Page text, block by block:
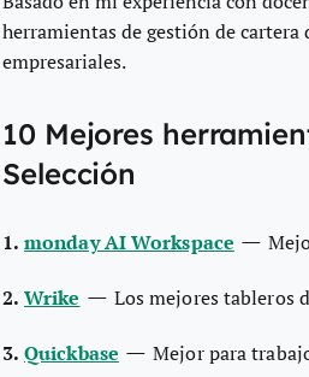
herramientas de gestión de
empresariales.
10 Mejores
Selección
1. monday AI Workspace —
2. Wrike — Los mejores tableros
3. Quickbase —Mejor para